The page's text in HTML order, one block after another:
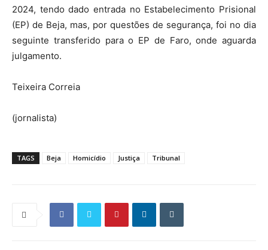
2024, tendo dado entrada no Estabelecimento Prisional
(EP) de Beja, mas, por questões de segurança, foi no dia
seguinte transferido para o EP de Faro, onde aguarda
julgamento.
Teixeira Correia
(jornalista)
TAGS Beja Homicídio Justiça Tribunal